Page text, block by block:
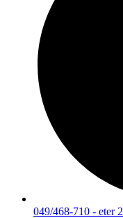
049/468-710 - eter 2